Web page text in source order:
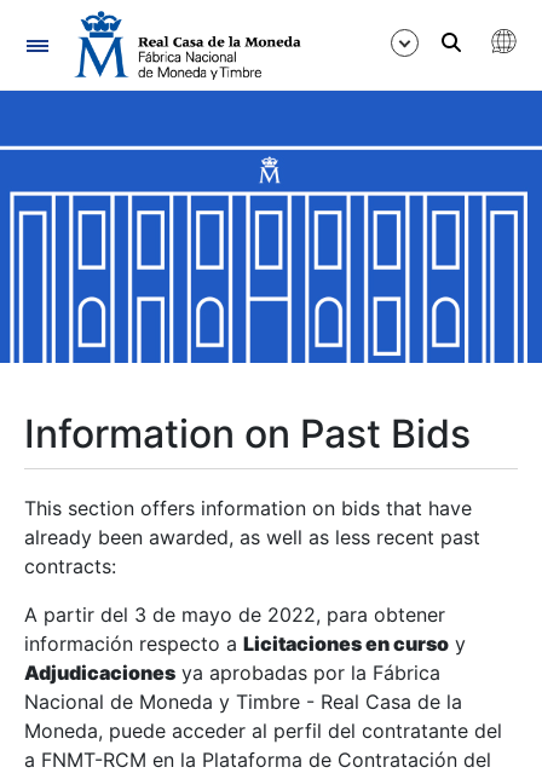
Navigation
Show/Hide
Show/Hide
Show/Hide
Show/Hide
Show/Hide
Information on Past Bids
This section offers information on bids that have
already been awarded, as well as less recent past
contracts:
A partir del 3 de mayo de 2022, para obtener
información respecto a Licitaciones en curso y
Adjudicaciones ya aprobadas por la Fábrica
Nacional de Moneda y Timbre - Real Casa de la
Moneda, puede acceder al perfil del contratante del
a FNMT-RCM en la Plataforma de Contratación del